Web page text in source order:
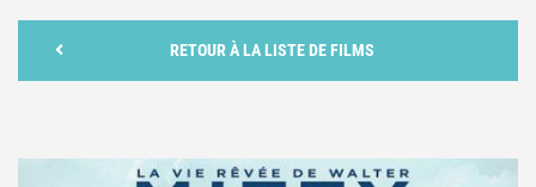
RETOUR À LA LISTE DE FILMS